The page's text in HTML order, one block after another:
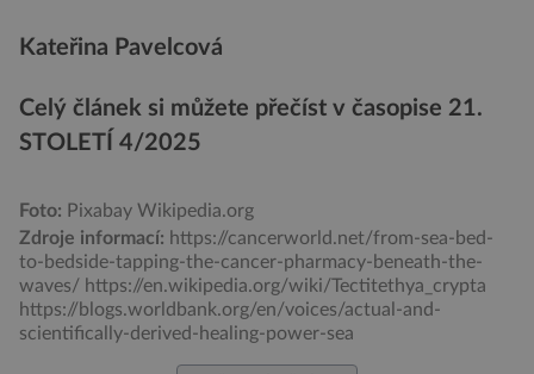
Kateřina Pavelcová
Celý článek si můžete přečíst v časopise 21.
STOLETÍ 4/2025
Foto: Pixabay Wikipedia.org
Zdroje informací: https://cancerworld.net/from-sea-bed-
to-bedside-tapping-the-cancer-pharmacy-beneath-the-
waves/ https://en.wikipedia.org/wiki/Tectitethya_crypta
https://blogs.worldbank.org/en/voices/actual-and-
scientifically-derived-healing-power-sea